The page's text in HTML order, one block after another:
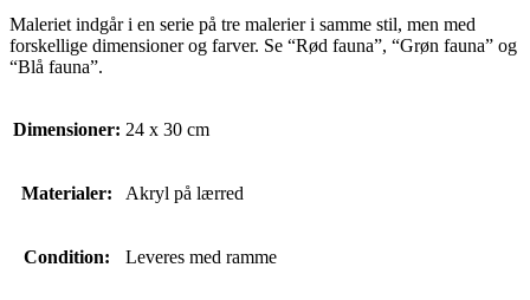
Maleriet indgår i en serie på tre malerier i samme stil, men med
forskellige dimensioner og farver. Se “Rød fauna”, “Grøn fauna” og
“Blå fauna”.
Dimensioner: 24 x 30 cm
Materialer: Akryl på lærred
Condition: Leveres med ramme